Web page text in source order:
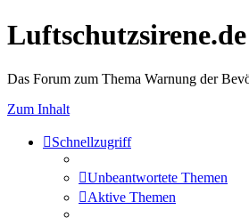
Luftschutzsirene.de
Das Forum zum Thema Warnung der
Zum Inhalt
Schnellzugriff
Unbeantwortete Themen
Aktive Themen